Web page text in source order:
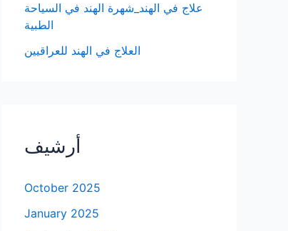
علاج في الهند_شهرة الهند في السياحة
الطبية
العلاج في الهند للعراقيين
أرشيف
October 2025
January 2025